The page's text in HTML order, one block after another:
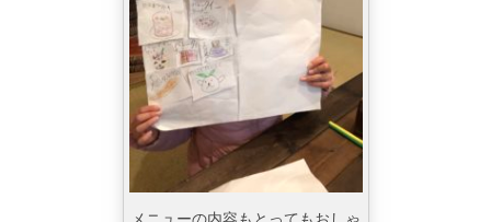
メニューの内容もとってもおしゃ